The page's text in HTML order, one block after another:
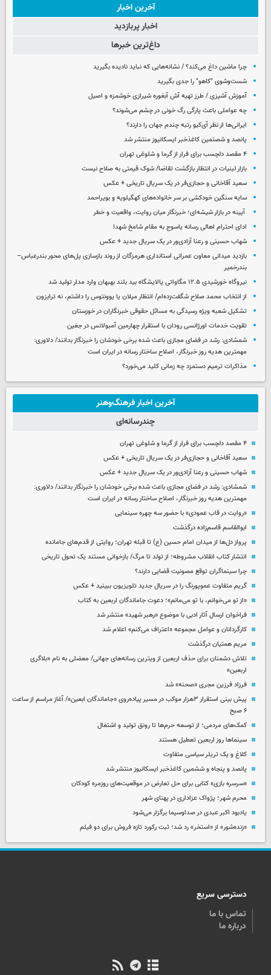
آخرین اخبار
اخبار پربازدید
داغ‌ترین خبرها
چرا ماشین داغ می‌کند؟ / نشانه‌هایی که نباید نادیده بگیرید
شست‌وشوی "کاهو" را جدی بگیرید
آموزش آشپزی / طرز تهیه آش آبغوره شیرازی خوشمزه و اصیل
چه عواملی باعث پارگی رگ خونی در چشم می‌شوند؟
ایرانی‌ها از نظر آی‌کیو رتبه چندم جهان را دارند؟
پانصد و شصتمین کاغذخبر ایسکانیوز منتشر شد
۴ مقصد دلچسب برای فرار از گرما و شلوغی تهران
بازار لبنیات در انتظار بازگشت تقاضا/ شوک قیمتی به صلاح نیست
سعید آقاخانی و حجازی‌فر در یک سریال تاریخی + عکس
سایه سنگین خودکشی بر سر خانواده‌های کهگیلویه و بویراحمد
آیینه در بازار شیشه‌ای؛ خبرنگار میان روایت، واقعیت و خطر
ادای احترام اهالی رسانه یاسوج به مقام شامخ شهدا
شهاب حسینی و رعنا آزادی‌ور در یک سریال جدید + عکس
بازدید میدانی معاون عمرانی استانداری هرمزگان از روند بازسازی پل‌های محور بندرعباس–
بندرخمیر
نیروگاه خورشیدی ۱۲.۵ مگاواتی پالایشگاه بید بلند بهبهان وارد مدار تولید شد
از انتخاب محمد صلاح شگفت‌زده‌ام/ انتظار میلان یا یوونتوس را داشتم، نه ترابزون
تشکیل شعبه ویژه رسیدگی به مسائل حقوقی خبرنگاران در خوزستان
تقویت خدمات اورژانسی رودان با استقرار چهارمین آمبولانس در جغین
شمشادی: رشد در فضای مجازی باعث شده برخی خودشان را خبرنگار بدانند/ دلاوری:
مهمترین هدیه‌ روز خبرنگار، اصلاح ساختار رسانه در ایران است
مذاکرات ترمیم دستمزد چه زمانی کلید می‌خورد؟
آخرین اخبار فرهنگ‌وهنر
چندرسانه‌ای
۴ مقصد دلچسب برای فرار از گرما و شلوغی تهران
سعید آقاخانی و حجازی‌فر در یک سریال تاریخی + عکس
شهاب حسینی و رعنا آزادی‌ور در یک سریال جدید + عکس
شمشادی: رشد در فضای مجازی باعث شده برخی خودشان را خبرنگار بدانند/ دلاوری:
مهمترین هدیه‌ روز خبرنگار، اصلاح ساختار رسانه در ایران است
«روایت در قاب عمودی» با حضور سه چهره سینمایی
ابوالقاسم قاسم‌زاده درگذشت
پرواز دل‌ها از میدان امام حسین (ع) تا قبله تهران؛ روایتی از قدم‌های جامانده
انتشار کتاب انقلاب مشروطه؛ از تولد تا مرگ/ بازخوانی مستند یک تحول تاریخی
چرا سینماگران توقع مصونیت قضایی دارند؟
گریم متفاوت عموپورنگ را در سریال جدید تلویزیون ببینید + عکس
«از تو می‌خوانم، با تو می‌مانم»؛ دعوت جاماندگان اربعین به کتاب
فراخوان ارسال آثار ادبی با موضوع «رهبر شهید» منتشر شد
کارگردانان و عوامل مجموعه «اعتراف می‌کنم» اعلام شد
مریم همتیان درگذشت
تلاش دشمنان برای حذف اربعین از ویترین رسانه‌های جهانی/ معضلی به نام «بلاگری
اربعین»
فرزاد فرزین مجری «صحنه» شد
پیش بینی استقرار ۳هزار موکب در مسیر پیاده‌روی «جاماندگان ابعین»/ آغاز مراسم از ساعت
۶ صبح
کمک‌های مردمی؛ از توسعه حرم‌ها تا رونق تولید و اشتغال
سینماها روز اربعین تعطیل هستند
کلاغ و یک تریلر سیاسی متفاوت
پانصد و پنجاه و ششمین کاغذخبر ایسکانیوز منتشر شد
«سرسره بازی» کتابی برای حل تعارض در موقعیت‌های روزمره کودکان
محرم شهر؛ پژواک عزاداری در پهنای شهر
یادبود اکبر عبدی در صداوسیما برگزار می‌شود
«زنده‌شور» از «استخر» رد شد؛ ثبت رکورد تازه فروش برای دو فیلم
دسترسی سریع
تماس با ما
درباره ما